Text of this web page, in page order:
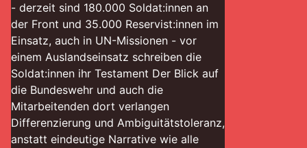
- derzeit sind 180.000 Soldat:innen an
der Front und 35.000 Reservist:innen im
Einsatz, auch in UN-Missionen - vor
einem Auslandseinsatz schreiben die
Soldat:innen ihr Testament Der Blick auf
die Bundeswehr und auch die
Mitarbeitenden dort verlangen
Differenzierung und Ambiguitätstoleranz,
anstatt eindeutige Narrative wie alle